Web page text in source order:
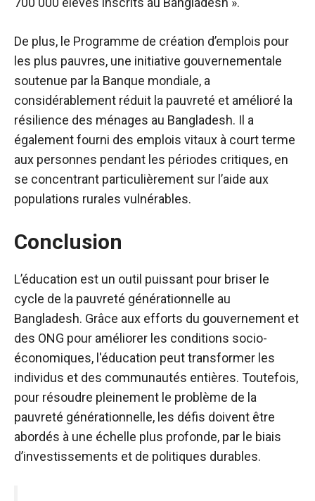
De plus, le Programme de création d’emplois pour
les plus pauvres, une initiative gouvernementale
soutenue par la Banque mondiale, a
considérablement réduit la pauvreté et amélioré la
résilience des ménages au Bangladesh. Il a
également fourni des emplois vitaux à court terme
aux personnes pendant les périodes critiques, en
se concentrant particulièrement sur l’aide aux
populations rurales vulnérables.
Conclusion
L’éducation est un outil puissant pour briser le
cycle de la pauvreté générationnelle au
Bangladesh. Grâce aux efforts du gouvernement et
des ONG pour améliorer les conditions socio-
économiques, l'éducation peut transformer les
individus et des communautés entières. Toutefois,
pour résoudre pleinement le problème de la
pauvreté générationnelle, les défis doivent être
abordés à une échelle plus profonde, par le biais
d’investissements et de politiques durables.